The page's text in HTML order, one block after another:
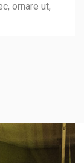
ornare ut,